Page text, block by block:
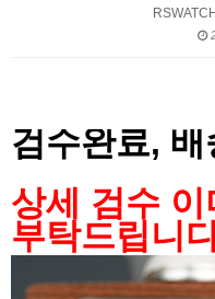
RSWATCH
본문
검수완료,
상세 검수
부탁드립니